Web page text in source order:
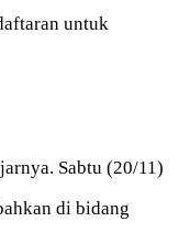
untuk
Sabtu (20/11)
di bidang